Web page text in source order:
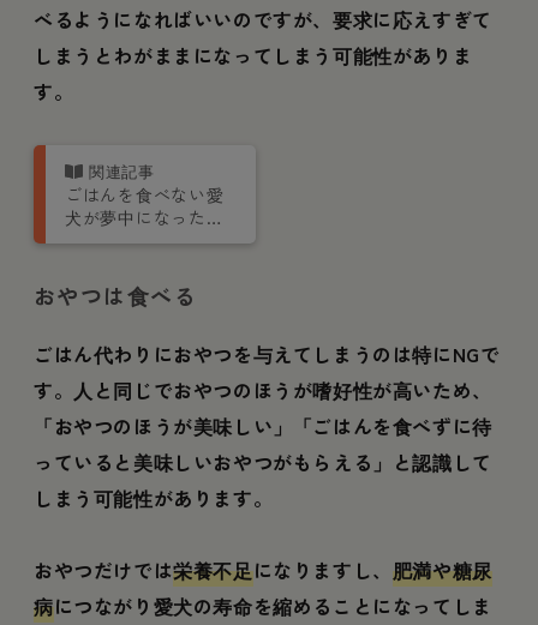
べるようになればいいのですが、要求に応えすぎて
しまうとわがままになってしまう可能性がありま
す。
ごはんを食べない愛
犬が夢中になった
PETOKOTO
間、これを毎日あげ
ようと思った」【お
#001】
おやつは食べる
ごはん代わりにおやつを与えてしまうのは特にNGで
す。人と同じでおやつのほうが嗜好性が高いため、
「おやつのほうが美味しい」「ごはんを食べずに待
っていると美味しいおやつがもらえる」と認識して
しまう可能性があります。
おやつだけでは栄養不足になりますし、 肥満や糖尿
病につながり愛犬の寿命を縮めることになってしま